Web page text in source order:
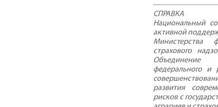
СПРАВКА
Национальный
активной
Министерства
страхового
Объединение
федерального и
развития
рисков с